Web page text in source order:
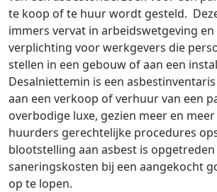
te koop of te huur wordt gesteld.
immers vervat in arbeidswetgeving en
verplichting voor werkgevers die
stellen in een gebouw of aan een
Desalniettemin is een
aan een verkoop of verhuur van een
overbodige luxe, gezien meer en
huurders gerechtelijke procedures
blootstelling aan asbest is
saneringskosten bij een aangekocht
op te lopen.